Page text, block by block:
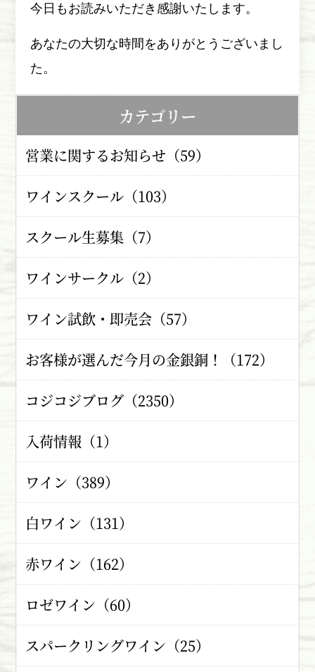
今日もお読みいただき感謝いたします。
あなたの大切な時間をありがとうございまし
た。
カテゴリー
営業に関するお知らせ（59）
ワインスクール（103）
スクール生募集（7）
ワインサークル（2）
ワイン試飲・即売会（57）
お客様が選んだ今月の金銀銅！（172）
コジコジブログ（2350）
入荷情報（1）
ワイン（389）
白ワイン（131）
赤ワイン（162）
ロゼワイン（60）
スパークリングワイン（25）